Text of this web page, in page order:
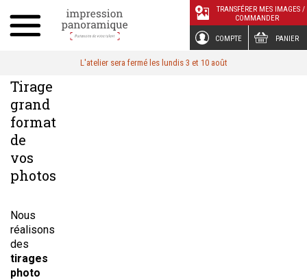
COMPTE PANIER
TRANSFÉRER MES IMAGES /
COMMANDER
L'atelier sera fermé les lundis 3 et 10 août
Tirage
grand
format
de
vos
photos
Nous
réalisons
des
tirages
photo